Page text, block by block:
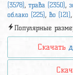
(3578), трава (2350),
облако (225), во (121),
Популярные
Скачать